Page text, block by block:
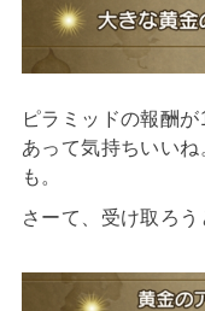
ピラミッドの報酬
あって気持ちいい
も。
さーて、受け取ろう